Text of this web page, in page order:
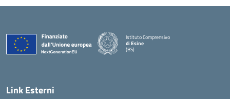
Istituto Comprensivo
di Esine
(BS)
Link Esterni